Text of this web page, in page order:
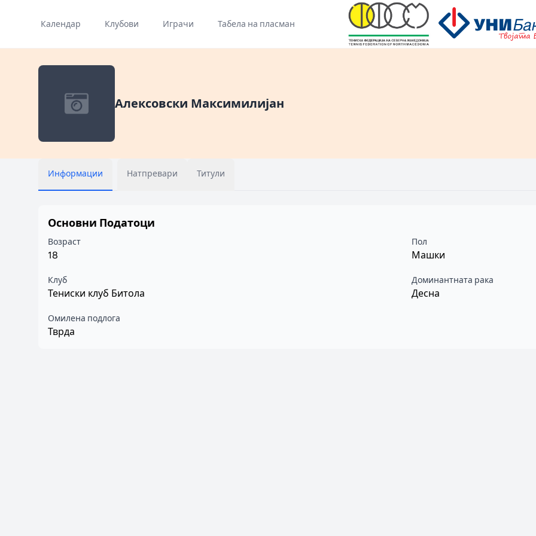
Календар Клубови Играчи Табела на пласман
Алексовски Максимилијан
Информации Натпревари Титули
Основни Податоци
Возраст
18
Пол
Машки
Клуб
Тениски клуб Битола
Доминантната рака
Десна
Омилена подлога
Тврда